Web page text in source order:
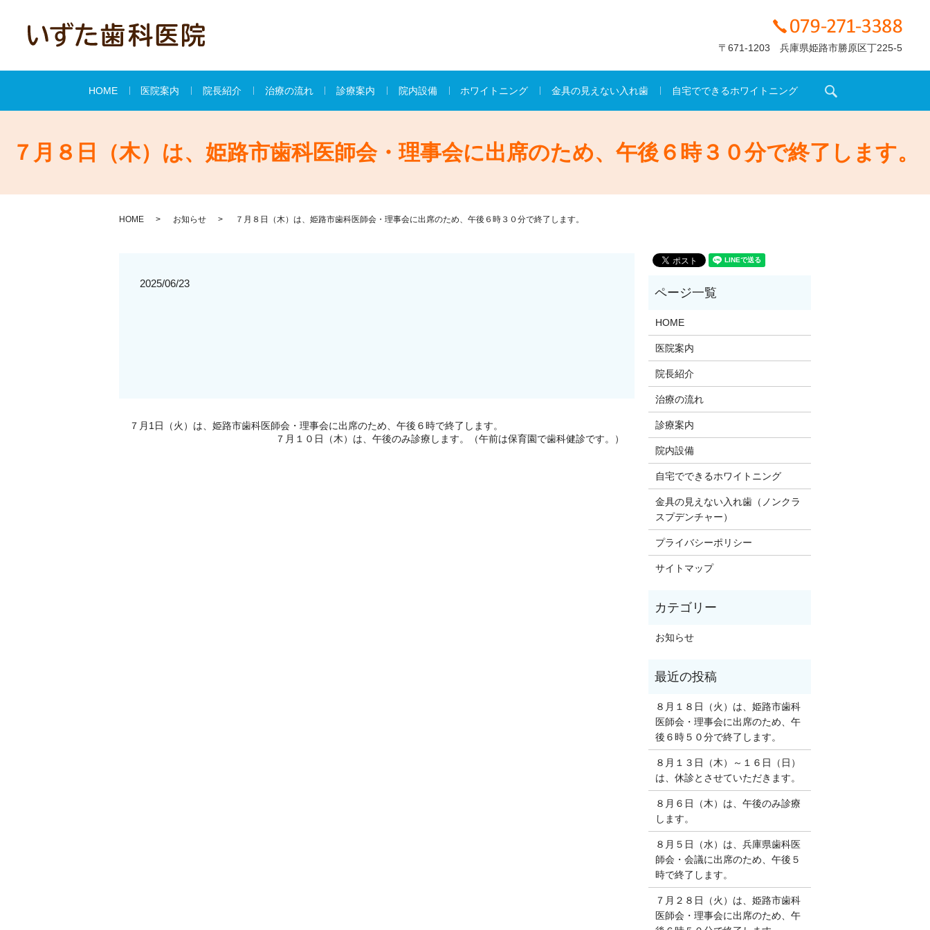
〒671-1203 兵庫県姫路市勝原区丁225-5
HOME 医院案内 院長紹介 治療の流れ 診療案内 院内設備 ホワイトニング 金具の見えない入れ歯 自宅でできるホワイトニング
７月８日（木）は、姫路市歯科医師会・理事会に出席のため、午後６時３０分で終了します。
HOME お知らせ ７月８日（木）は、姫路市歯科医師会・理事会に出席のため、午後６時３０分で終了します。
2025/06/23
７月1日（火）は、姫路市歯科医師会・理事会に出席のため、午後６時で終了します。
７月１０日（木）は、午後のみ診療します。（午前は保育園で歯科健診です。）
HOME
医院案内
院長紹介
治療の流れ
診療案内
院内設備
自宅でできるホワイトニング
金具の見えない入れ歯（ノンクラ
スプデンチャー）
プライバシーポリシー
サイトマップ
お知らせ
８月１８日（火）は、姫路市歯科
医師会・理事会に出席のため、午
後６時５０分で終了します。
８月１３日（木）～１６日（日）
は、休診とさせていただきます。
８月６日（木）は、午後のみ診療
します。
８月５日（水）は、兵庫県歯科医
師会・会議に出席のため、午後５
時で終了します。
７月２８日（火）は、姫路市歯科
医師会・理事会に出席のため、午